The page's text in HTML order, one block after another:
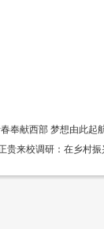
春奉献西部 梦想由此起
贵来校调研：在乡村